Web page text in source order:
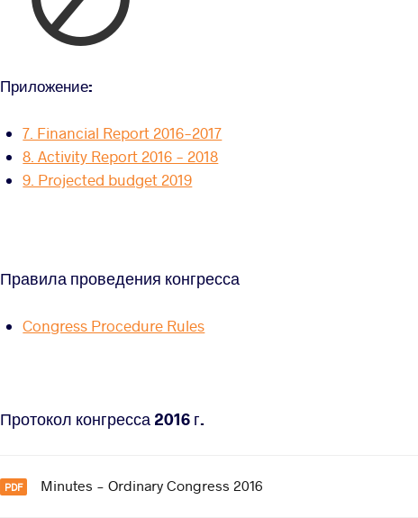
Приложение:
7. Financial Report 2016-2017
8. Activity Report 2016 - 2018
9. Projected budget 2019
Правила проведения конгресса
Congress Procedure Rules
Протокол конгресса 2016 г.
Minutes - Ordinary Congress 2016